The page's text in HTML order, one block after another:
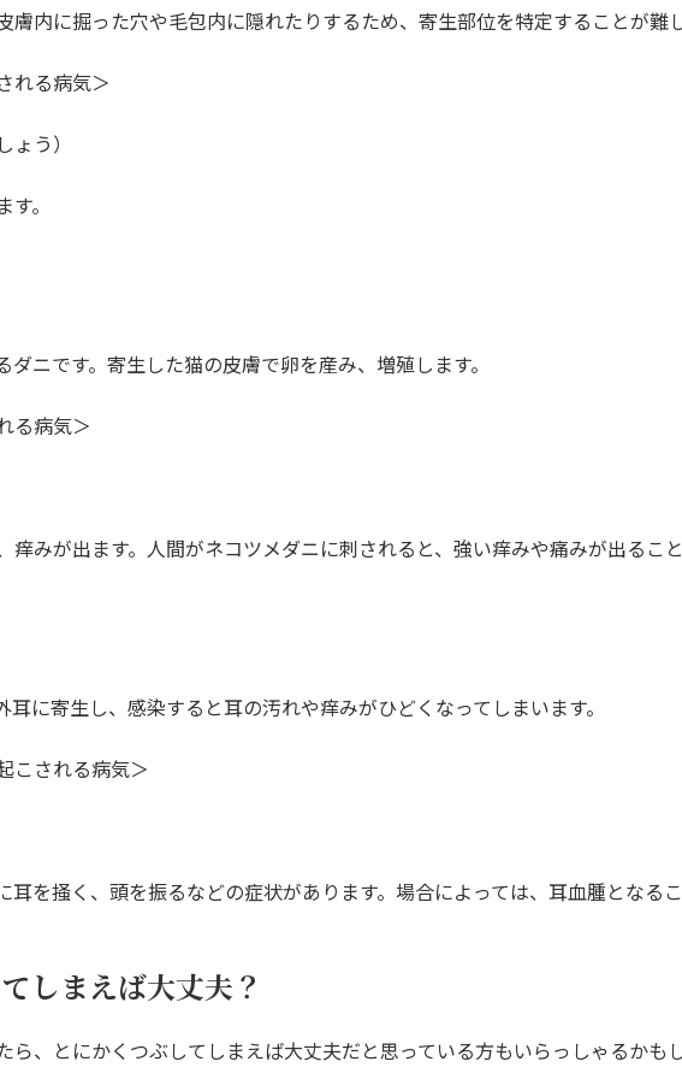
膚内に掘った穴や毛包内に隠れたりするため、寄生部位を特定することが難
れる病気＞
う）
。
ニです。寄生した猫の皮膚で卵を産み、増殖します。
る病気＞
みが出ます。人間がネコツメダニに刺されると、強い痒みや痛みが出ること
に寄生し、感染すると耳の汚れや痒みがひどくなってしまいます。
こされる病気＞
を掻く、頭を振るなどの症状があります。場合によっては、耳血腫となるこ
しまえば大丈夫？
ら、とにかくつぶしてしまえば大丈夫だと思っている方もいらっしゃるか